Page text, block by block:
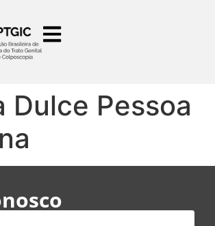
Dulce Pessoa